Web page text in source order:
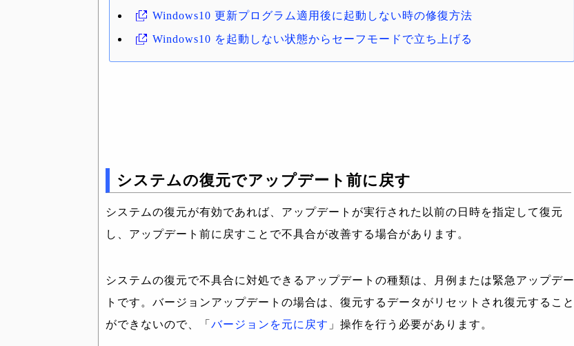
Windows10 更新プログラム適用後に起動しない時の修復方法
Windows10 を起動しない状態からセーフモードで立ち上げる
システムの復元でアップデート前に戻す
システムの復元が有効であれば、アップデートが実行された以前の日時を指定して復元
し、アップデート前に戻すことで不具合が改善する場合があります。
システムの復元で不具合に対処できるアップデートの種類は、月例または緊急アップデー
トです。バージョンアップデートの場合は、復元するデータがリセットされ復元すること
ができないので、「 バージョンを元に戻す 」操作を行う必要があります。